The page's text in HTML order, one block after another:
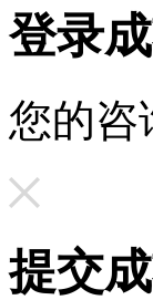
登录
您的咨
提交